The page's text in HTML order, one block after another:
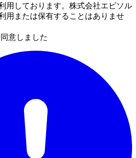
用しております。株式会社エビソル
用または保有することはありませ
意しました